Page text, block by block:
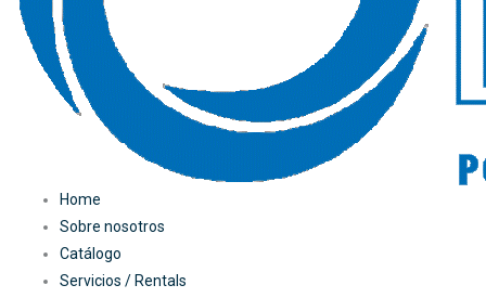
Main
navigation
Home
Sobre nosotros
Catálogo
Servicios / Rentals